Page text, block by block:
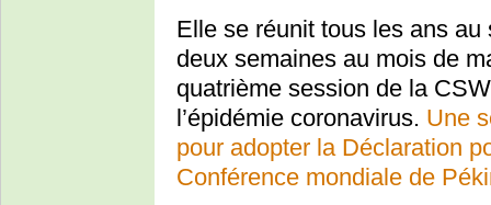
Elle se réunit tous les ans au
deux semaines au mois de
quatrième session de la
l’épidémie coronavirus. Une
pour adopter la Déclaration
Conférence mondiale de